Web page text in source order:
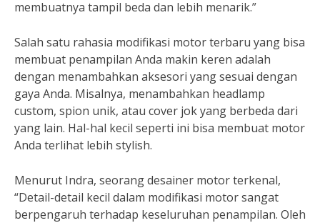
membuatnya tampil beda dan lebih menarik.”
Salah satu rahasia modifikasi motor terbaru yang bisa
membuat penampilan Anda makin keren adalah
dengan menambahkan aksesori yang sesuai dengan
gaya Anda. Misalnya, menambahkan headlamp
custom, spion unik, atau cover jok yang berbeda dari
yang lain. Hal-hal kecil seperti ini bisa membuat motor
Anda terlihat lebih stylish.
Menurut Indra, seorang desainer motor terkenal,
“Detail-detail kecil dalam modifikasi motor sangat
berpengaruh terhadap keseluruhan penampilan. Oleh